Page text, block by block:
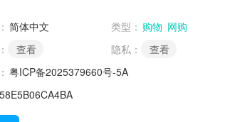
简体中文 类型： 购物 网购
查看 隐私：
查看
粤ICP备2025379660号-5A